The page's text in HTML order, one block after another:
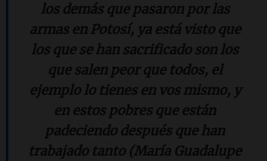
los demás que pasaron por las
armas en Potosí, ya está visto que
los que se han sacrificado son los
que salen peor que todos, el
ejemplo lo tienes en vos mismo, y
en estos pobres que están
padeciendo después que han
trabajado tanto (María Guadalupe